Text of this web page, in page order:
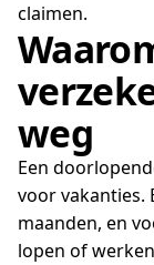
claimen.
weg
Een
voor vakanties.
maanden, en
lopen of